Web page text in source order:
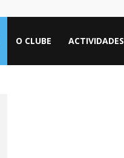
O CLUBE ACTIVIDADES